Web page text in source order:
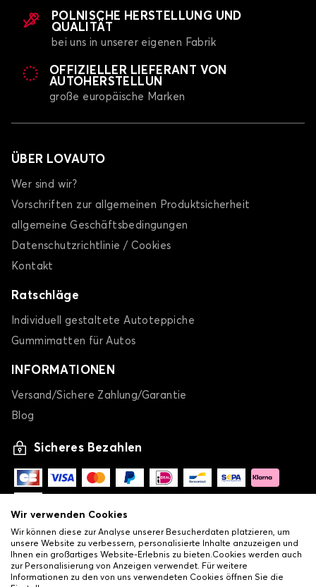
POLNISCHE HERSTELLUNG UND
QUALITÄT
bei uns in unserer eigenen Fabrik
OFFIZIELLER LIEFERANT VON
AUTOHERSTELLUN
große europäische Marken
ÜBER LOVAUTO
Wer sind wir?
Vorschriften zur allgemeinen Produktsicherheit
allgemeine Geschäftsbedingungen
Datenschutzrichtlinie / Cookies
Kontakt
Ratschläge
Individuell gestaltete Autoteppiche
Gummimatten für Autos
INFORMATIONEN
Versand/Sichere Zahlung/Garantie
Blog
Sicheres Bezahlen
Wir verwenden Cookies
Wir können diese zur Analyse unserer Besucherdaten platzieren, um
unsere Website zu verbessern, personalisierte Inhalte anzuzeigen und
Ihnen ein großartiges Website-Erlebnis zu bieten.Cookies werden auch
zur Personalisierung von Anzeigen verwendet. Für weitere
Informationen zu den von uns verwendeten Cookies öffnen Sie die